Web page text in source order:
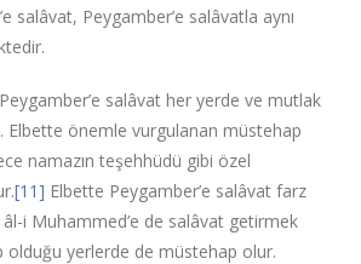
salâvat, Peygamber’e salâvatla aynı
salâvat her yerde ve mutlak
Elbette önemle vurgulanan müstehap
namazın teşehhüdü gibi özel
[11] Elbette Peygamber’e salâvat farz
i Muhammed’e de salâvat getirmek
yerlerde de müstehap olur.